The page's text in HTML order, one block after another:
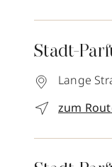
Stadt-
Lange
zum